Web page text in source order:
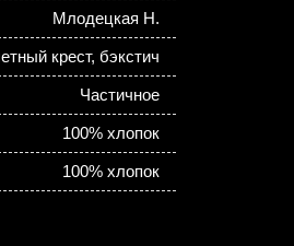
Млодецкая Н.
крест, бэкстич
Частичное
100% хлопок
100% хлопок